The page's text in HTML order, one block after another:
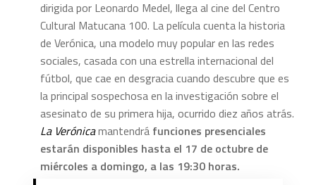
dirigida por Leonardo Medel, llega al cine del Centro
Cultural Matucana 100. La película cuenta la historia
de Verónica, una modelo muy popular en las redes
sociales, casada con una estrella internacional del
fútbol, que cae en desgracia cuando descubre que es
la principal sospechosa en la investigación sobre el
asesinato de su primera hija, ocurrido diez años atrás.
La Verónicamantendráfunciones presenciales
estarán disponibles hasta el 17 de octubre de
miércoles a domingo, a las 19:30 horas.